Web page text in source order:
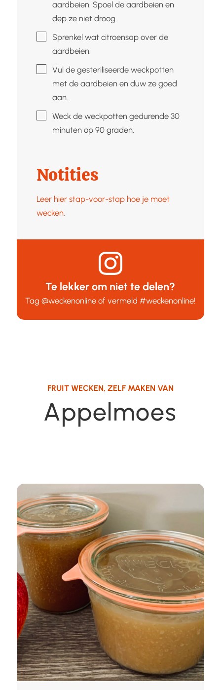
aardbeien. Spoel de aardbeien en
dep ze niet droog.
▢Sprenkel wat citroensap over de
aardbeien.
▢Vul de gesteriliseerde weckpotten
met de aardbeien en duw ze goed
aan.
▢Weck de weckpotten gedurende 30
minuten op 90 graden.
Notities
Leer hier stap-voor-stap hoe je moet
wecken.
Te lekker om niet te delen?
Tag@weckenonline of vermeld#weckenonline!
FRUIT WECKEN, ZELF MAKEN VAN
Appelmoes